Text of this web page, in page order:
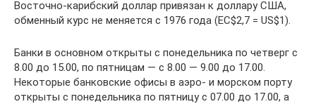
Восточно-карибский доллар привязан к доллару США,
обменный курс не меняется с 1976 года (EC$2,7 = US$1).
Банки в основном открыты с понедельника по четверг с
8.00 до 15.00, по пятницам — с 8.00 — 9.00 до 17.00.
Некоторые банковские офисы в аэро- и морском порту
открыты с понедельника по пятницу с 07.00 до 17.00, а